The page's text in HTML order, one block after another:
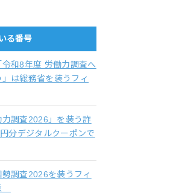
る番号
令和8年度 労働力調査へ
は総務省を装うフィ
力調査2026」を装う詐
分デジタルクーポンで
勢調査2026を装うフィ